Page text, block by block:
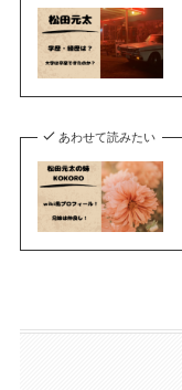
あわせて読みたい